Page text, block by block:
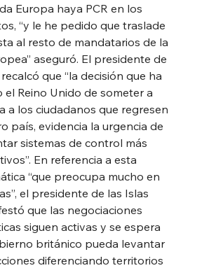
Europa haya PCR en los
“y le he pedido que traslade
al resto de mandatarios de la
aseguró. El presidente de
que “la decisión que ha
el Reino Unido de someter a
a los ciudadanos que regresen
país, evidencia la urgencia de
sistemas de control más
En referencia a esta
“que preocupa mucho en
el presidente de las Islas
que las negociaciones
siguen activas y se espera
británico pueda levantar
diferenciando territorios